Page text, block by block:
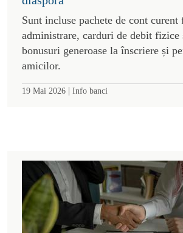
Sunt incluse pachete de cont curent
administrare, carduri de debit fizice
bonusuri generoase la înscriere și
amicilor.
19 Mai 2026 | Info banci